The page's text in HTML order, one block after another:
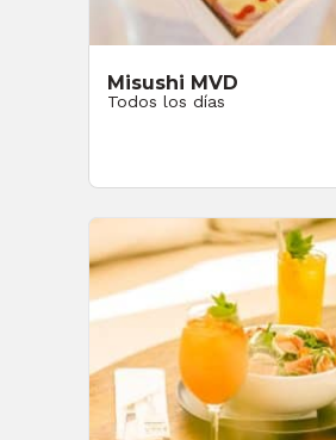
Misushi MVD
Todos los días